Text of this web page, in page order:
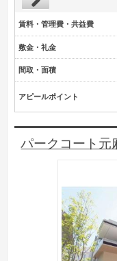
賃料・管理費・共益費
敷金・礼金
間取・面積
アピールポイント
パークコート元